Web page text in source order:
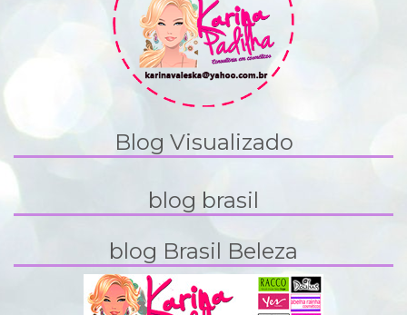
Blog Visualizado
blog brasil
blog Brasil Beleza